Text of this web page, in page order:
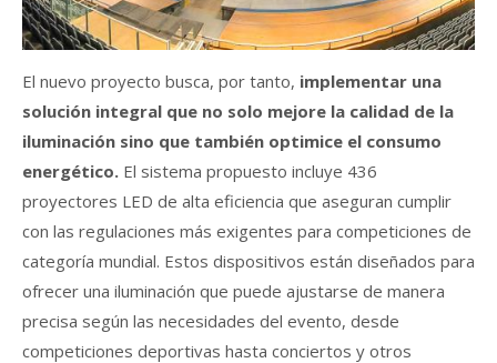
El nuevo proyecto busca, por tanto, implementar una
solución integral que no solo mejore la calidad de la
iluminación sino que también optimice el consumo
energético. El sistema propuesto incluye 436
proyectores LED de alta eficiencia que aseguran cumplir
con las regulaciones más exigentes para competiciones de
categoría mundial. Estos dispositivos están diseñados para
ofrecer una iluminación que puede ajustarse de manera
precisa según las necesidades del evento, desde
competiciones deportivas hasta conciertos y otros